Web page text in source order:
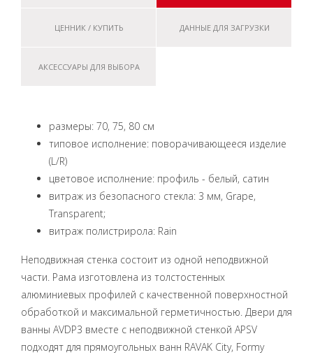
ЦЕННИК / КУПИТЬ ДАННЫЕ ДЛЯ ЗАГРУЗКИ
АКСЕССУАРЫ ДЛЯ ВЫБОРА
размеры: 70, 75, 80 см
типовое исполнение: поворачивающееся изделие
(L/R)
цветовое исполнение: профиль - белый, сатин
витраж из безопасного стекла: 3 мм, Grape,
Transparent;
витраж полистрирола: Rain
Неподвижная стенка состоит из одной неподвижной
части. Рама изготовлена из толстостенных
алюминиевых профилей с качественной поверхностной
обработкой и максимальной герметичностью. Двери для
ванны AVDP3 вместе с неподвижной стенкой APSV
подходят для прямоугольных ванн RAVAK City, Formy